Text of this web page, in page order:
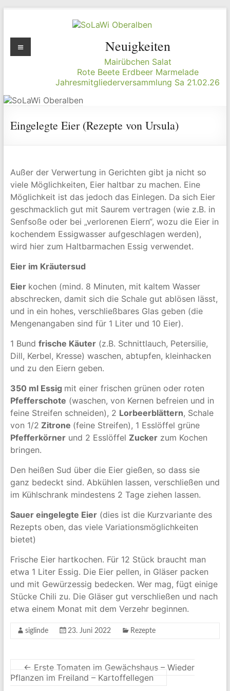
SoLaWi
Landwirtschaft
Neuigkeiten
Mairübchen Salat
Rote Beete Erdbeer Marmelade
Jahresmitgliederversammlung Sa 21.02.26
Menü
Eingelegte Eier (Rezepte von Ursula)
Außer der Verwertung in Gerichten gibt ja nicht so
viele Möglichkeiten, Eier haltbar zu machen. Eine
Möglichkeit ist das jedoch das Einlegen. Da sich Eier
geschmacklich gut mit Saurem vertragen (wie z.B. in
Senfsoße oder bei „verlorenen Eiern“, wozu die Eier in
kochendem Essigwasser aufgeschlagen werden),
wird hier zum Haltbarmachen Essig verwendet.
Eier im Kräutersud
Eier kochen (mind. 8 Minuten, mit kaltem Wasser
abschrecken, damit sich die Schale gut ablösen lässt,
und in ein hohes, verschließbares Glas geben (die
Mengenangaben sind für 1 Liter und 10 Eier).
1 Bund frische Käuter(z.B. Schnittlauch, Petersilie,
Dill, Kerbel, Kresse) waschen, abtupfen, kleinhacken
und zu den Eiern geben.
350 ml Essig mit einer frischen grünen oder roten
Pfefferschote (waschen, von Kernen befreien und in
feine Streifen schneiden), 2 Lorbeerblättern, Schale
von 1/2 Zitrone (feine Streifen), 1 Esslöffel grüne
Pfefferkörnerund 2 Esslöffel Zuckerzum Kochen
bringen.
Den heißen Sud über die Eier gießen, so dass sie
ganz bedeckt sind. Abkühlen lassen, verschließen und
im Kühlschrank mindestens 2 Tage ziehen lassen.
Sauer eingelegte Eier(dies ist die Kurzvariante des
Rezepts oben, das viele Variationsmöglichkeiten
bietet)
Frische Eier hartkochen. Für 12 Stück braucht man
etwa 1 Liter Essig. Die Eier pellen, in Gläser packen
und mit Gewürzessig bedecken. Wer mag, fügt einige
Stücke Chili zu. Die Gläser gut verschließen und nach
etwa einem Monat mit dem Verzehr beginnen.
siglinde 23. Juni 2022 Rezepte
← Erste Tomaten im Gewächshaus – Wieder
Pflanzen im Freiland – Kartoffellegen